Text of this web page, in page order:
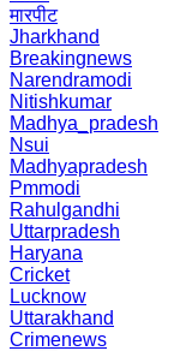
मारपीट
Jharkhand
Breakingnews
Narendramodi
Nitishkumar
Madhya_pradesh
Nsui
Madhyapradesh
Pmmodi
Rahulgandhi
Uttarpradesh
Haryana
Cricket
Lucknow
Uttarakhand
Crimenews